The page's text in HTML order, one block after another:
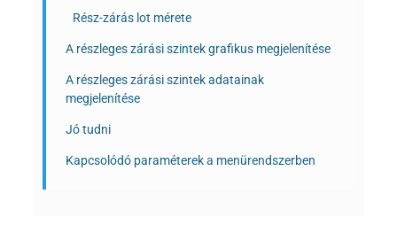
Rész-zárás lot mérete
A részleges zárási szintek grafikus megjelenítése
A részleges zárási szintek adatainak
megjelenítése
Jó tudni
Kapcsolódó paraméterek a menürendszerben